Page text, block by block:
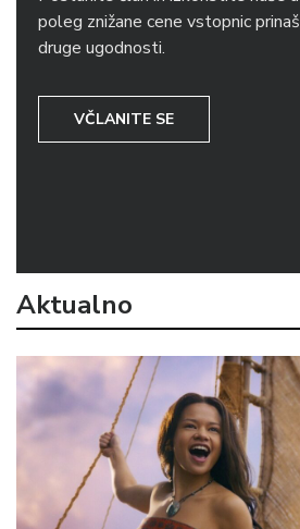
poleg znižane cene vstopnic
druge ugodnosti.
VČLANITE SE
Aktualno